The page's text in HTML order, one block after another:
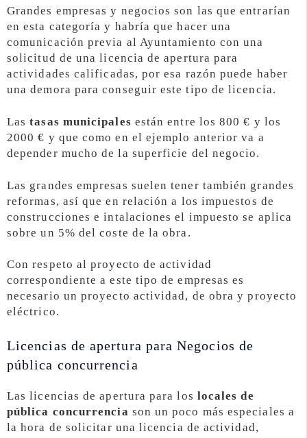
Grandes empresas y negocios son las que entrarían
en esta categoría y habría que hacer una
comunicación previa al Ayuntamiento con una
solicitud de una licencia de apertura para
actividades calificadas, por esa razón puede haber
una demora para conseguir este tipo de licencia.
Lastasas municipales están entre los 800 € y los
2000 € y que como en el ejemplo anterior va a
depender mucho de la superficie del negocio.
Las grandes empresas suelen tener también grandes
reformas, así que en relación a los impuestos de
construcciones e intalaciones el impuesto se aplica
sobre un 5% del coste de la obra.
Con respeto al proyecto de actividad
correspondiente a este tipo de empresas es
necesario un proyecto actividad, de obra y proyecto
eléctrico.
Licencias de apertura para Negocios de
pública concurrencia
Las licencias de apertura para los locales de
pública concurrencia son un poco más especiales a
la hora de solicitar una licencia de actividad,